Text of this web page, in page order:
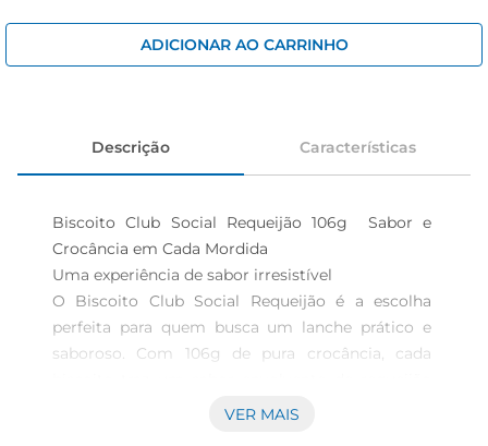
ADICIONAR AO CARRINHO
Descrição Características
Biscoito Club Social Requeijão 106g  Sabor e
Crocância em Cada Mordida
Uma experiência de sabor irresistível
O Biscoito Club Social Requeijão é a escolha
perfeita para quem busca um lanche prático e
saboroso. Com 106g de pura crocância, cada
que agrada a todos os paladares. Ideal para
VER MAIS